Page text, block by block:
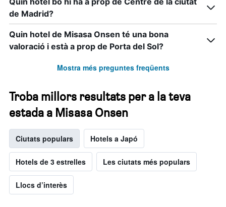
de Madrid?
Quin hotel de Misasa Onsen té una bona
valoració i està a prop de Porta del Sol?
Mostra més preguntes freqüents
Troba millors resultats per a la teva
estada a Misasa Onsen
Ciutats populars Hotels a Japó
Hotels de 3 estrelles Les ciutats més populars
Llocs d’interès